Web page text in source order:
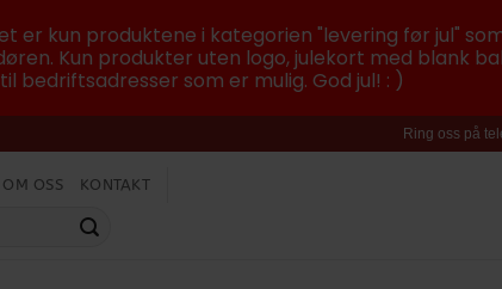
Ring oss på
OM OSS KONTAKT
er kun produktene i kategorien "levering før jul"
Kun produkter uten logo, julekort med blank
bedriftsadresser som er mulig. God jul! : )